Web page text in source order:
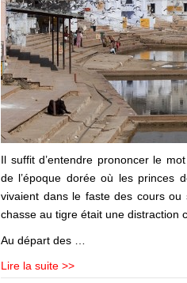
Il suffit d’entendre prononcer le
de l’époque dorée où les princes
vivaient dans le faste des cours
chasse au tigre était une distraction
Au départ des …
Lire la suite >>